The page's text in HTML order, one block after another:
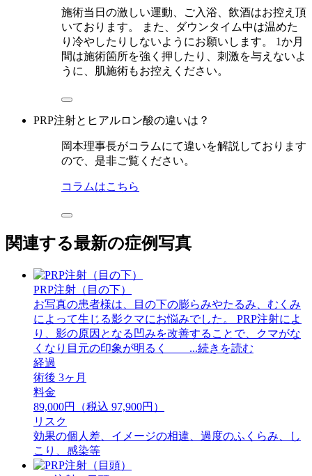
施術当日の激しい運動、ご入浴、飲酒はお控え頂
いております。 また、ダウンタイム中は温めた
り冷やしたりしないようにお願いします。 1か月
間は施術箇所を強く押したり、刺激を与えないよ
うに、肌施術もお控えください。
PRP注射とヒアルロン酸の違いは？
岡本理事長がコラムにて違いを解説しております
ので、是非ご覧ください。
コラムはこちら
関連する最新の症例写真
PRP注射（目の下）
お写真の患者様は、目の下の膨らみやたるみ、むくみ
によって生じる影クマにお悩みでした。 PRP注射によ
り、影の原因となる凹みを改善することで、クマがな
くなり目元の印象が明るく ...続きを読む
経過
術後 3ヶ月
料金
89,000円（税込 97,900円）
リスク
効果の個人差、イメージの相違、過度のふくらみ、し
こり、感染等